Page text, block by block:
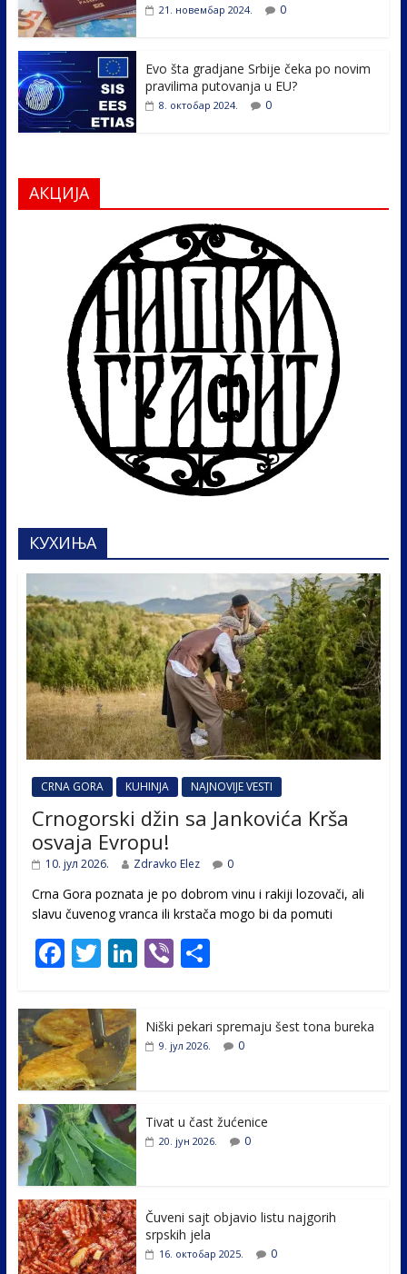
21. новембар 2024. 0
Evo šta gradjane Srbije čeka po novim
pravilima putovanja u EU?
8. октобар 2024. 0
АКЦИЈА
КУХИЊА
CRNA GORA KUHINJA NAJNOVIJE VESTI
Crnogorski džin sa Jankovića Krša
osvaja Evropu!
10. јул 2026. Zdravko Elez 0
Crna Gora poznata je po dobrom vinu i rakiji lozovači, ali
slavu čuvenog vranca ili krstača mogo bi da pomuti
F
e
b
o
o
k
T
itt
er
Li
e
Vi S
e
Niški pekari spremaju šest tona bureka
9. јул 2026. 0
Tivat u čast žućenice
20. јун 2026. 0
Čuveni sajt objavio listu najgorih
srpskih jela
16. октобар 2025. 0